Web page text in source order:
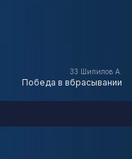
33 Шипилов А.
Победа в вбрасывании